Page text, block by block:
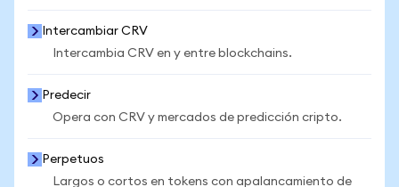
Intercambiar CRV
Intercambia CRV en y entre blockchains.
Predecir
Opera con CRV y mercados de predicción cripto.
Perpetuos
Largos o cortos en tokens con apalancamiento de